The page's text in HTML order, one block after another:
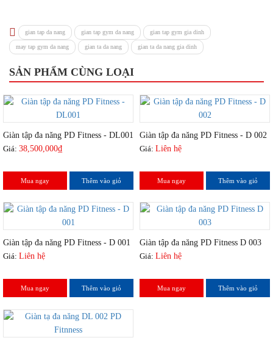
gian tap da nang gian tap gym da nang gian tap gym gia dinh
may tap gym da nang gian ta da nang gian ta da nang gia dinh
SẢN PHẨM CÙNG LOẠI
Giàn tập đa năng PD Fitness - DL001
Giá: 38,500,000₫
Mua ngay Thêm vào giỏ
Giàn tập đa năng PD Fitness - D 002
Giá: Liên hệ
Mua ngay Thêm vào giỏ
Giàn tập đa năng PD Fitness - D 001
Giá: Liên hệ
Mua ngay Thêm vào giỏ
Giàn tập đa năng PD Fitness D 003
Giá: Liên hệ
Mua ngay Thêm vào giỏ